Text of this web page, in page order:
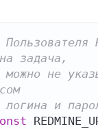
задача,
не
и